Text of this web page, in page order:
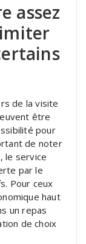
assez
de la visite
être
pour
de noter
le service
par le
Pour ceux
haut
un repas
de choix